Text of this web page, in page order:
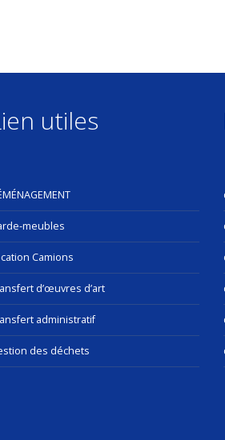
utiles
meubles
Camions
d’œuvres d’art
administratif
des déchets